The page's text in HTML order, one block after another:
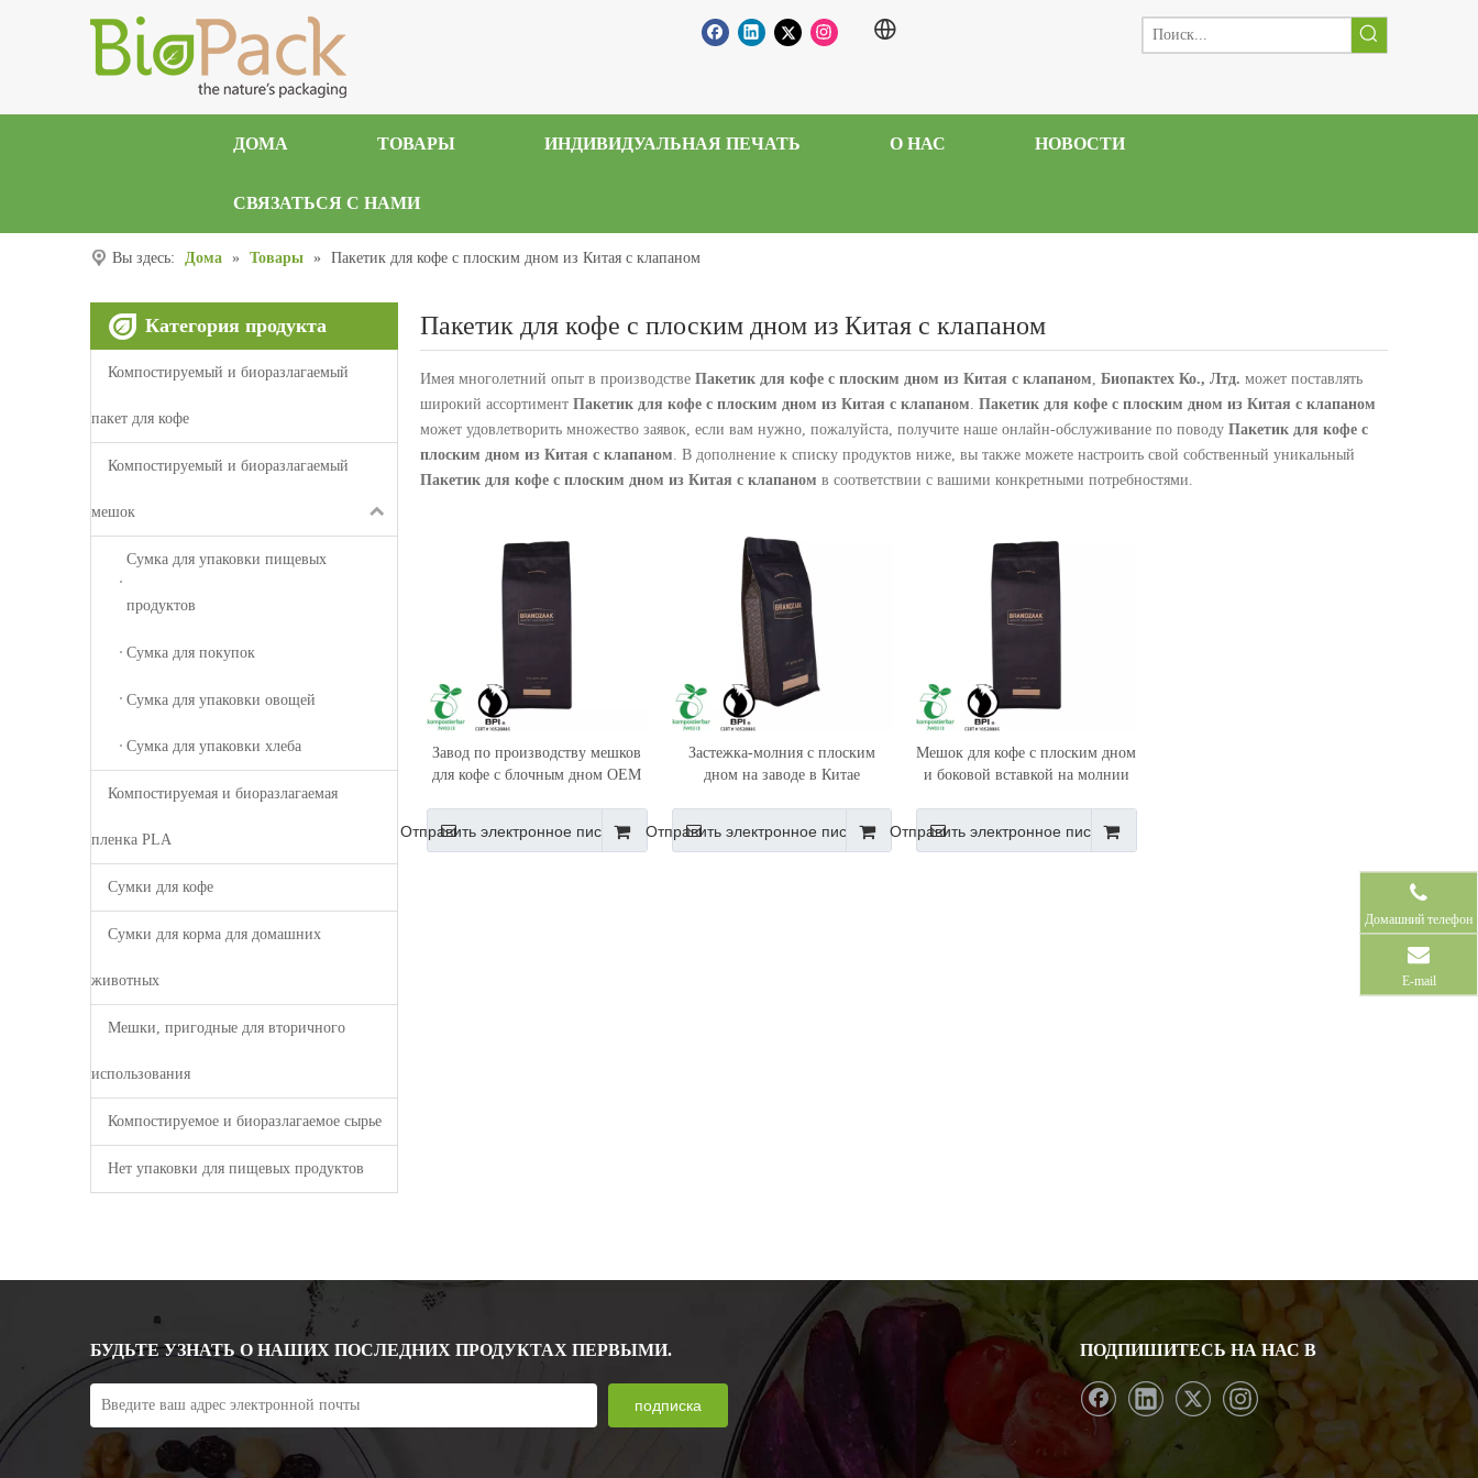
ДОМА ТОВАРЫ ИНДИВИДУАЛЬНАЯ ПЕЧАТЬ О НАС НОВОСТИ
СВЯЗАТЬСЯ С НАМИ
Вы здесь: Дома » Товары » Пакетик для кофе с плоским дном из Китая с клапаном
Категория продукта
Компостируемый и биоразлагаемый
пакет для кофе
Компостируемый и биоразлагаемый
мешок
Сумка для упаковки пищевых
продуктов
Сумка для покупок
Сумка для упаковки овощей
Сумка для упаковки хлеба
Компостируемая и биоразлагаемая
пленка PLA
Сумки для кофе
Сумки для корма для домашних
животных
Мешки, пригодные для вторичного
использования
Компостируемое и биоразлагаемое сырье
Нет упаковки для пищевых продуктов
Пакетик для кофе с плоским дном из Китая с клапаном
Имея многолетний опыт в производстве Пакетик для кофе с плоским дном из Китая с клапаном, Биопактех Ко., Лтд. может поставлять
широкий ассортимент Пакетик для кофе с плоским дном из Китая с клапаном. Пакетик для кофе с плоским дном из Китая с клапаном
может удовлетворить множество заявок, если вам нужно, пожалуйста, получите наше онлайн-обслуживание по поводу Пакетик для кофе с
плоским дном из Китая с клапаном. В дополнение к списку продуктов ниже, вы также можете настроить свой собственный уникальный
Пакетик для кофе с плоским дном из Китая с клапаном в соответствии с вашими конкретными потребностями.
Завод по производству мешков
для кофе с блочным дном OEM
Отправить электронное письмо
Застежка-молния с плоским
дном на заводе в Китае
Отправить электронное письмо
Мешок для кофе с плоским дном
и боковой вставкой на молнии
Отправить электронное письмо
БУДЬТЕ УЗНАТЬ О НАШИХ ПОСЛЕДНИХ ПРОДУКТАХ ПЕРВЫМИ.
подписка
ПОДПИШИТЕСЬ НА НАС В
Домашний телефон
E-mail